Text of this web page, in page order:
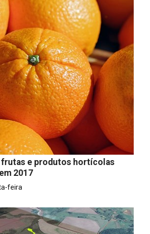
frutas e produtos hortícolas
2017
feira